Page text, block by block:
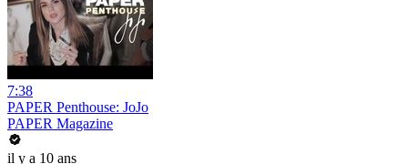
7:38
PAPER Penthouse: JoJo
PAPER Magazine
il y a 10 ans